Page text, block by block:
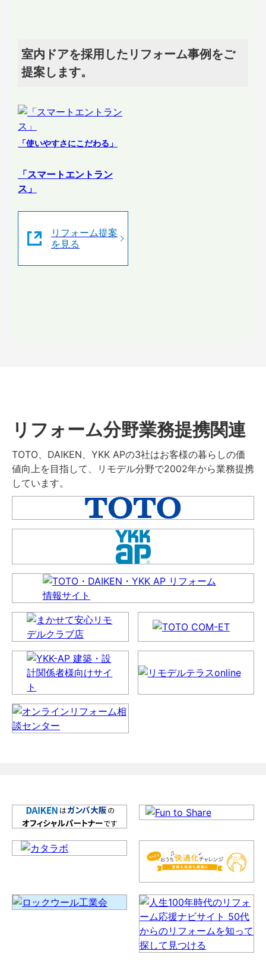
室内ドアを採用したリフォーム事例をご
提案します。
「使いやすさにこだわる」
「スマートエントラン
ス」
リフォーム提案
を見る
リフォーム分野業務提携関連
TOTO、DAIKEN、YKK APの3社はお客様の暮らしの価
値向上を目指して、リモデル分野で2002年から業務提携
しています。